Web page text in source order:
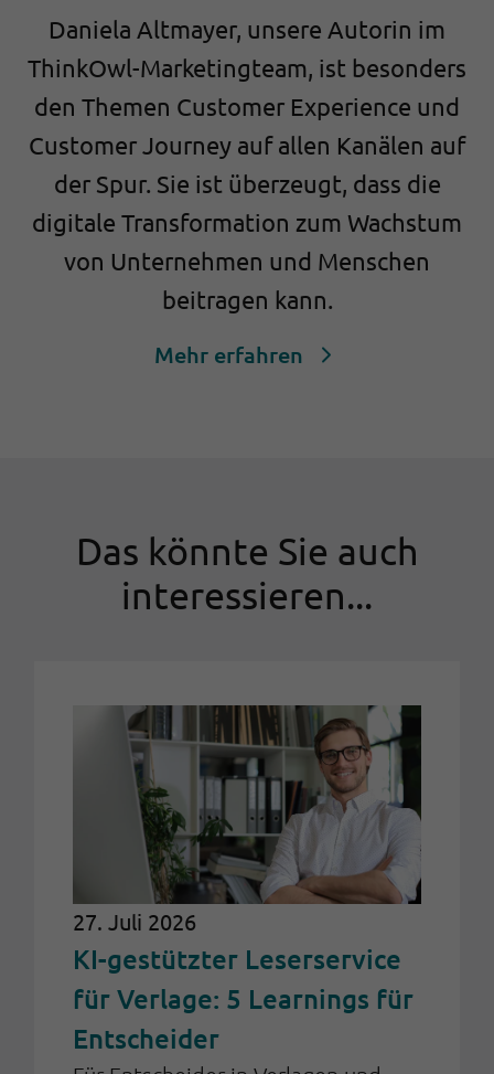
Daniela Altmayer, unsere Autorin im
ThinkOwl-Marketingteam, ist besonders
den Themen Customer Experience und
Customer Journey auf allen Kanälen auf
der Spur. Sie ist überzeugt, dass die
digitale Transformation zum Wachstum
von Unternehmen und Menschen
beitragen kann.
Mehr erfahren
Das könnte Sie auch
interessieren...
27. Juli 2026
KI-gestützter Leserservice
für Verlage: 5 Learnings für
Entscheider